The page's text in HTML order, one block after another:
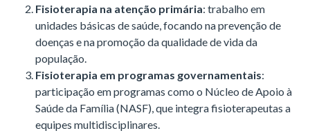
Fisioterapia na atenção primária: trabalho em
unidades básicas de saúde, focando na prevenção de
doenças e na promoção da qualidade de vida da
população.
Fisioterapia em programas governamentais:
participação em programas como o Núcleo de Apoio à
Saúde da Família (NASF), que integra fisioterapeutas a
equipes multidisciplinares.